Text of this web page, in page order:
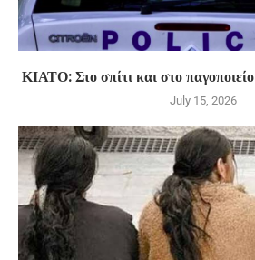
ΚΙΑΤΟ: Στο σπίτι και στο
July 15, 2026